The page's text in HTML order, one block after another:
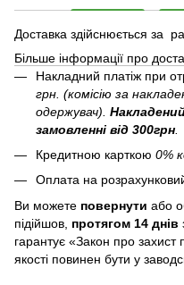
Доставка здійснюється за
Більше інформації про
Накладний платіж при
грн. (комісію за
одержувач).
замовленні від 300грн
Кредитною карткою 0%
Оплата на
Ви можете повернути або
підійшов, протягом 14 днів
гарантує «Закон про
якості повинен бути у